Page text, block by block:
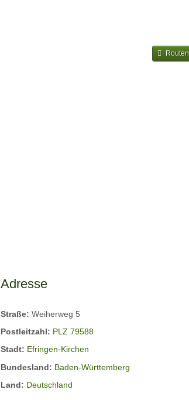
Adresse
Straße:Weiherweg 5
Postleitzahl: PLZ 79588
Stadt: Efringen-Kirchen
Bundesland: Baden-Württemberg
Land: Deutschland